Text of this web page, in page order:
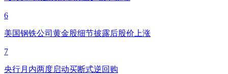
6
美国钢铁公司黄金股细节披露后股价上涨
7
央行月内两度启动买断式逆回购